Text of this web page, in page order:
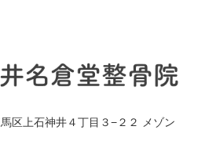
区上石神井４丁目３−２２ メゾン